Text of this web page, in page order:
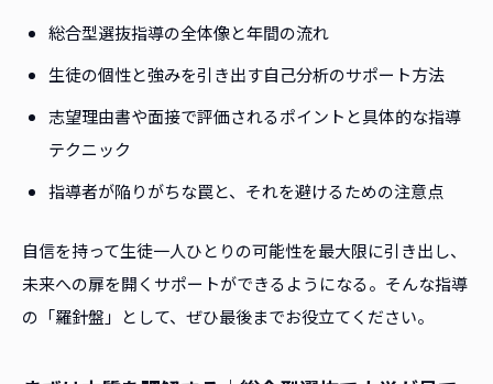
総合型選抜指導の全体像と年間の流れ
生徒の個性と強みを引き出す自己分析のサポート方法
志望理由書や面接で評価されるポイントと具体的な指導
テクニック
指導者が陥りがちな罠と、それを避けるための注意点
自信を持って生徒一人ひとりの可能性を最大限に引き出し、
未来への扉を開くサポートができるようになる。そんな指導
の「羅針盤」として、ぜひ最後までお役立てください。